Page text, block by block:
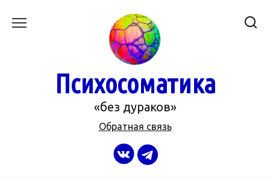
Психосоматика
«без дураков»
Обратная связь